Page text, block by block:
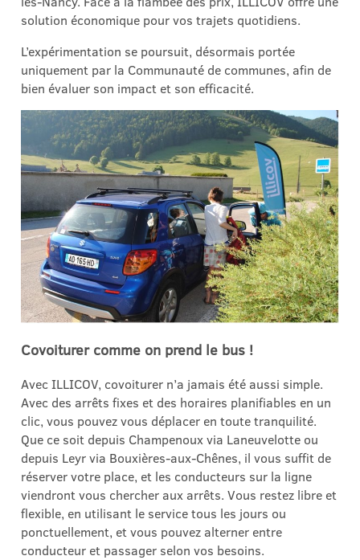
solution économique pour vos trajets quotidiens.
L’expérimentation se poursuit, désormais portée
uniquement par la Communauté de communes, afin de
bien évaluer son impact et son efficacité.
Covoiturer comme on prend le bus !
Avec ILLICOV, covoiturer n’a jamais été aussi simple.
Avec des arrêts fixes et des horaires planifiables en un
clic, vous pouvez vous déplacer en toute tranquilité.
Que ce soit depuis Champenoux via Laneuvelotte ou
depuis Leyr via Bouxières-aux-Chênes, il vous suffit de
réserver votre place, et les conducteurs sur la ligne
viendront vous chercher aux arrêts. Vous restez libre et
flexible, en utilisant le service tous les jours ou
ponctuellement, et vous pouvez alterner entre
conducteur et passager selon vos besoins.